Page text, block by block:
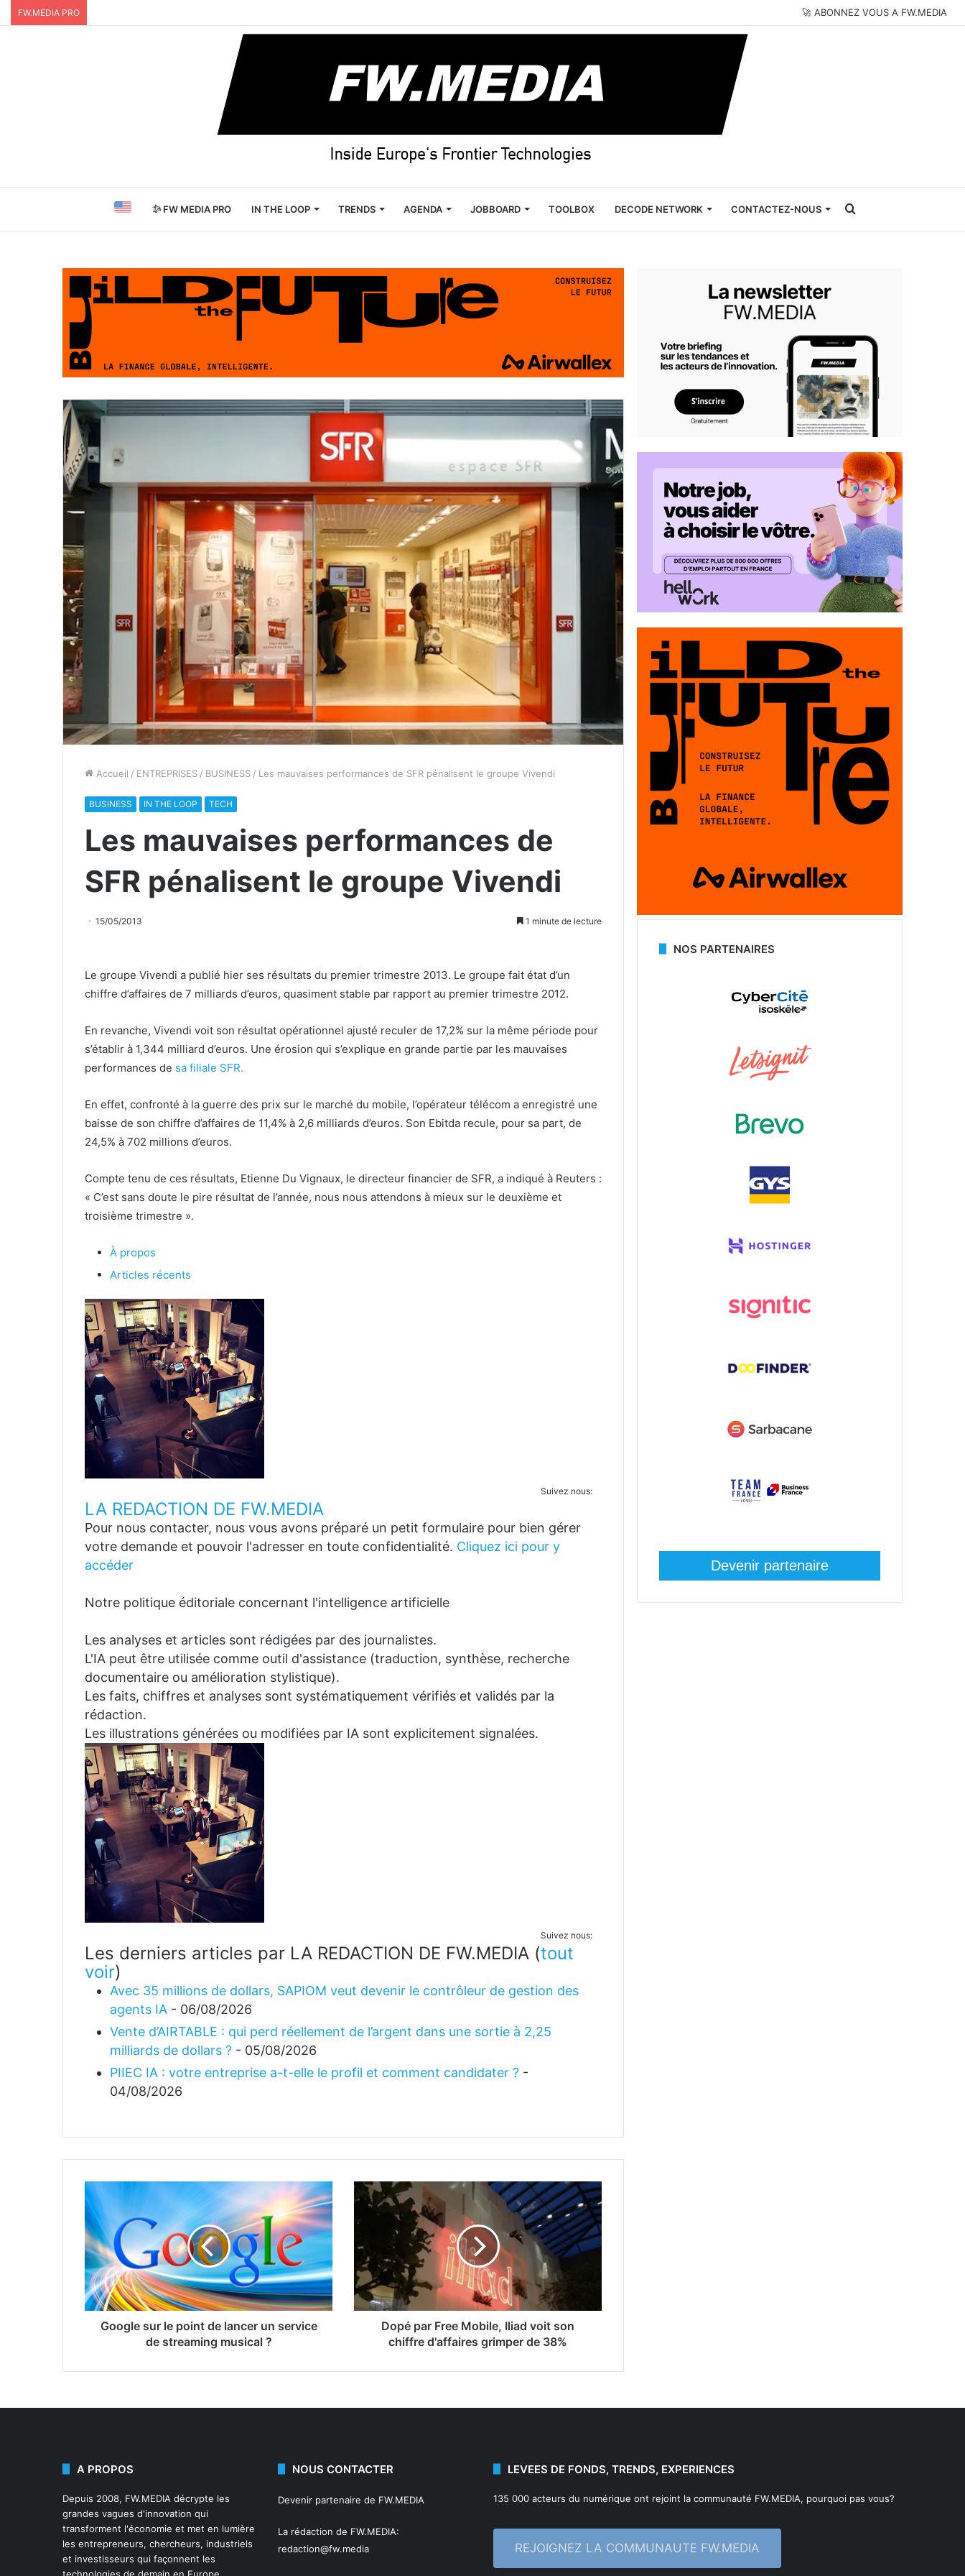
FW.MEDIA PRO 🚀 ABONNEZ VOUS A FW.MEDIA
FW MEDIA PRO IN THE LOOP TRENDS AGENDA JOBBOARD TOOLBOX DECODE NETWORK CONTACTEZ-NOUS Rechercher
Accueil / ENTREPRISES / BUSINESS / Les mauvaises performances de SFR pénalisent le groupe Vivendi
BUSINESS IN THE LOOP TECH
Les mauvaises performances de
SFR pénalisent le groupe Vivendi
15/05/2013 1 minute de lecture
Le groupe Vivendi a publié hier ses résultats du premier trimestre 2013. Le groupe fait état d’un
chiffre d’affaires de 7 milliards d’euros, quasiment stable par rapport au premier trimestre 2012.
En revanche, Vivendi voit son résultat opérationnel ajusté reculer de 17,2% sur la même période pour
s’établir à 1,344 milliard d’euros. Une érosion qui s’explique en grande partie par les mauvaises
performances de sa filiale SFR.
En effet, confronté à la guerre des prix sur le marché du mobile, l’opérateur télécom a enregistré une
baisse de son chiffre d’affaires de 11,4% à 2,6 milliards d’euros. Son Ebitda recule, pour sa part, de
24,5% à 702 millions d’euros.
Compte tenu de ces résultats, Etienne Du Vignaux, le directeur financier de SFR, a indiqué à Reuters :
« C’est sans doute le pire résultat de l’année, nous nous attendons à mieux sur le deuxième et
troisième trimestre ».
À propos
Articles récents
Suivez nous:
LA REDACTION DE FW.MEDIA
Pour nous contacter, nous vous avons préparé un petit formulaire pour bien gérer
votre demande et pouvoir l'adresser en toute confidentialité. Cliquez ici pour y
accéder
Notre politique éditoriale concernant l'intelligence artificielle
Les analyses et articles sont rédigées par des journalistes.
L'IA peut être utilisée comme outil d'assistance (traduction, synthèse, recherche
documentaire ou amélioration stylistique).
Les faits, chiffres et analyses sont systématiquement vérifiés et validés par la
rédaction.
Les illustrations générées ou modifiées par IA sont explicitement signalées.
Suivez nous:
Les derniers articles par LA REDACTION DE FW.MEDIA (tout
voir)
Avec 35 millions de dollars, SAPIOM veut devenir le contrôleur de gestion des
agents IA - 06/08/2026
Vente d’AIRTABLE : qui perd réellement de l’argent dans une sortie à 2,25
milliards de dollars ? - 05/08/2026
PIIEC IA : votre entreprise a-t-elle le profil et comment candidater ? -
04/08/2026
Google sur le point de lancer un service
de streaming musical ?
Dopé par Free Mobile, Iliad voit son
chiffre d'affaires grimper de 38%
NOS PARTENAIRES
Devenir partenaire
A PROPOS
Depuis 2008, FW.MEDIA décrypte les
grandes vagues d'innovation qui
transforment l'économie et met en lumière
les entrepreneurs, chercheurs, industriels
et investisseurs qui façonnent les
technologies de demain en Europe.
NOUS CONTACTER
Devenir partenaire de FW.MEDIA
La rédaction de FW.MEDIA:
redaction@fw.media
LEVEES DE FONDS, TRENDS, EXPERIENCES
135 000 acteurs du numérique ont rejoint la communauté FW.MEDIA, pourquoi pas vous?
REJOIGNEZ LA COMMUNAUTE FW.MEDIA